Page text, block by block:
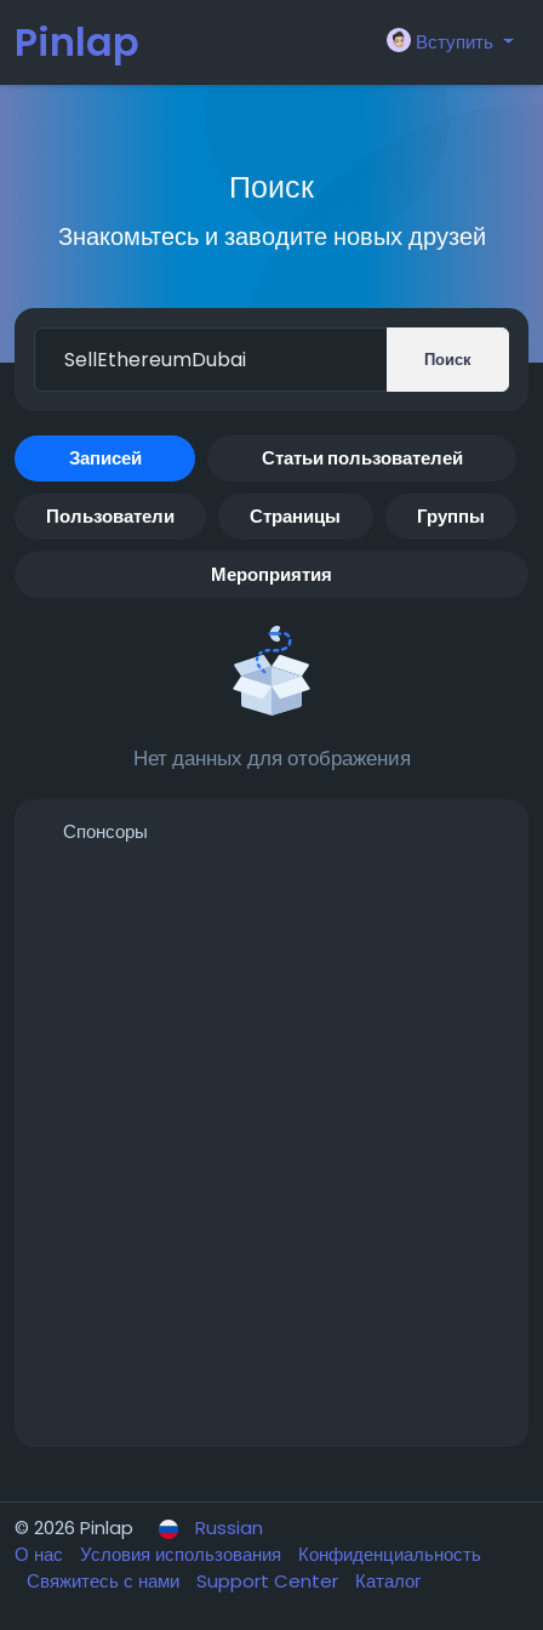
Pinlap Вступить
Поиск
Знакомьтесь и заводите новых друзей
Поиск
Записей Статьи пользователей
Пользователи Страницы Группы
Мероприятия
Нет данных для отображения
Спонсоры
© 2026 Pinlap
Russian
О нас
Условия использования
Конфиденциальность
Свяжитесь с нами
Support Center Каталог